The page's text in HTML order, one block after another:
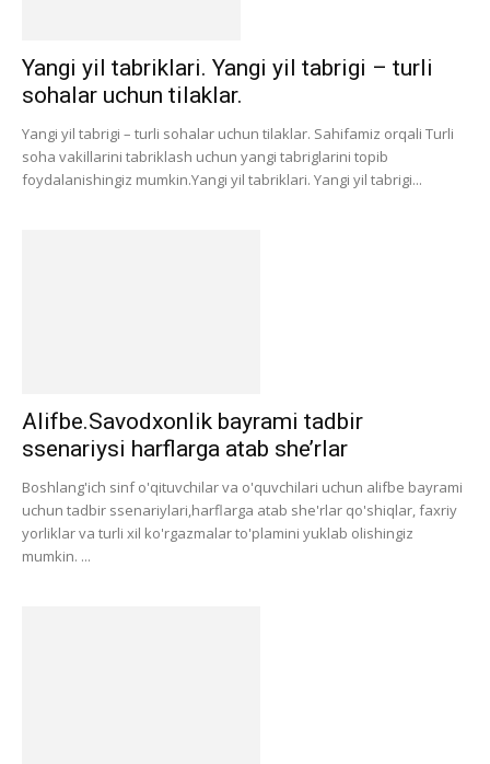
Yangi yil tabriklari. Yangi yil tabrigi – turli
sohalar uchun tilaklar.
Yangi yil tabrigi – turli sohalar uchun tilaklar. Sahifamiz orqali Turli
soha vakillarini tabriklash uchun yangi tabriglarini topib
foydalanishingiz mumkin.Yangi yil tabriklari. Yangi yil tabrigi...
Alifbe.Savodxonlik bayrami tadbir
ssenariysi harflarga atab she’rlar
Boshlang'ich sinf o'qituvchilar va o'quvchilari uchun alifbe bayrami
uchun tadbir ssenariylari,harflarga atab she'rlar qo'shiqlar, faxriy
yorliklar va turli xil ko'rgazmalar to'plamini yuklab olishingiz
mumkin. ...